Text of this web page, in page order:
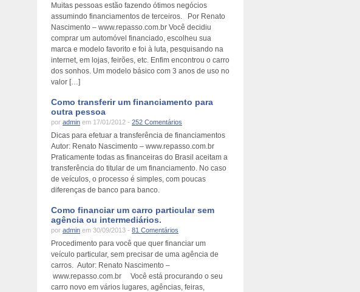
Muitas pessoas estão fazendo ótimos negócios
assumindo financiamentos de terceiros. Por Renato
Nascimento – www.repasso.com.br Você decidiu
comprar um automóvel financiado, escolheu sua
marca e modelo favorito e foi à luta, pesquisando na
internet, em lojas, feirões, etc. Enfim encontrou o carro
dos sonhos. Um modelo básico com 3 anos de uso no
valor […]
Como transferir um financiamento para
outra pessoa
por admin em 17/01/2012 - 252 Comentários
Dicas para efetuar a transferência de financiamentos
Autor: Renato Nascimento – www.repasso.com.br
Praticamente todas as financeiras do Brasil aceitam a
transferência do titular de um financiamento. No caso
de veículos, o processo é simples, com poucas
diferenças de banco para banco.
Como financiar um carro particular sem
agência ou intermediários.
por admin em 30/09/2013 - 81 Comentários
Procedimento para você que quer financiar um
veículo particular, sem precisar de uma agência de
carros. Autor: Renato Nascimento –
www.repasso.com.br Você está procurando o seu
carro novo em vários lugares, agências, feiras,